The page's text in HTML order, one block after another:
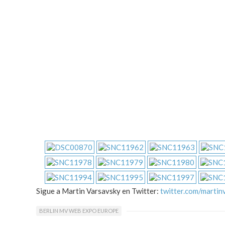
Sigue a Martin Varsavsky en Twitter: twitter.com/
BERLIN MV WEB EXPO EUROPE